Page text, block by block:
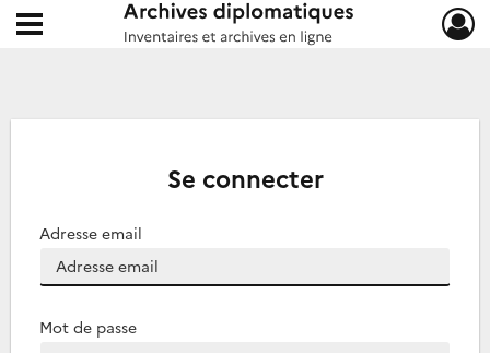
Archives diplomatiques
Ouvrir le menu déroulant
Se connecter
Adresse email
Mot de passe